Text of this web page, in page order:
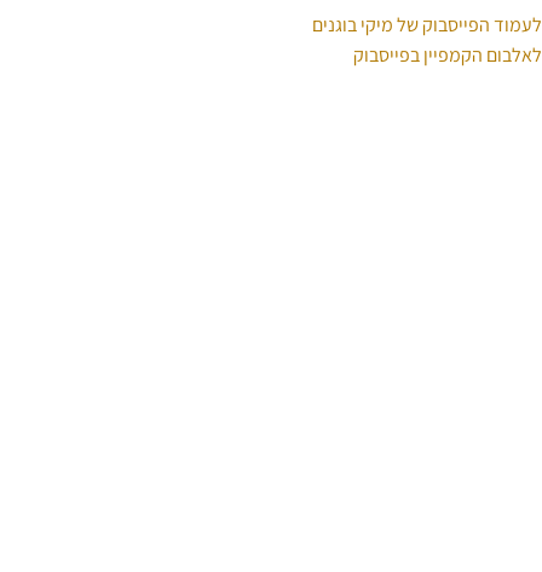
לעמוד הפייסבוק של מיקי בוגנים
לאלבום הקמפיין בפייסבוק